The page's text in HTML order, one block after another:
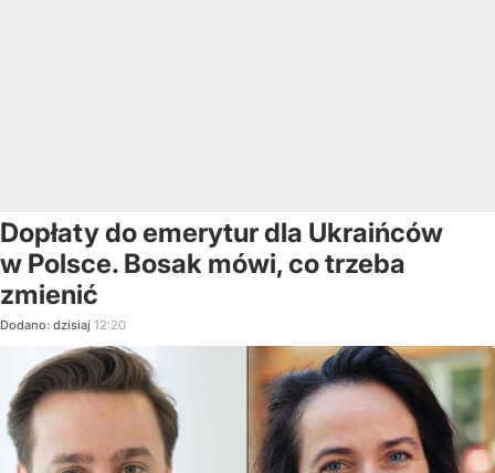
Dopłaty do emerytur dla Ukraińców
w Polsce. Bosak mówi, co trzeba
zmienić
Dodano: dzisiaj 12:20